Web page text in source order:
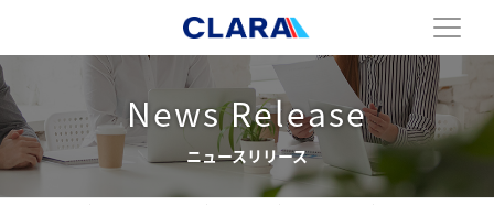
News Release
ニュースリリース